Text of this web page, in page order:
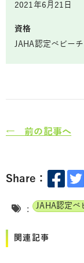
2021年6月21日
資格
JAHA認定ベビー
← 前の記事へ
Share：
:
関連記事